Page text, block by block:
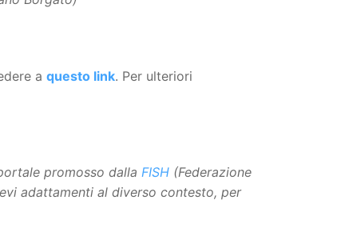
a questo link. Per ulteriori
promosso dalla FISH (Federazione
adattamenti al diverso contesto, per